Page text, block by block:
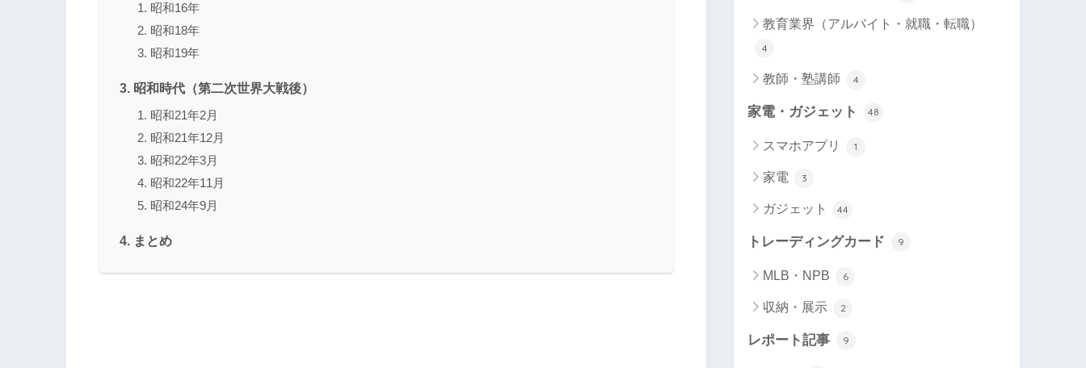
昭和16年
昭和18年
昭和19年
昭和時代（第二次世界大戦後）
昭和21年2月
昭和21年12月
昭和22年3月
昭和22年11月
昭和24年9月
まとめ
教育業界（アルバイト・就職・転職）
4
教師・塾講師 4
家電・ガジェット 48
スマホアプリ 1
家電 3
ガジェット 44
トレーディングカード 9
MLB・NPB 6
収納・展示 2
レポート記事 9